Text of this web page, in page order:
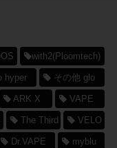
with2(Ploomtech)
hyper その他 glo
ARK X VAPE
The Third VELO
Dr.VAPE myblu